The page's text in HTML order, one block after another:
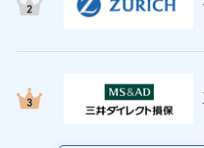
(https://
(https://
ins.com/)
三井ダイレクト損害保険株